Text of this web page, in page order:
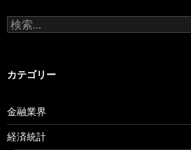
検
索:
カテゴリー
金融業界
経済統計